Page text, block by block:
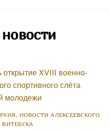
, НОВОСТИ АЛЕКСЕЕВСКОГО